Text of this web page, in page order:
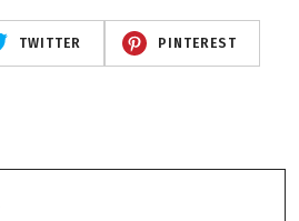
TWITTER PINTEREST